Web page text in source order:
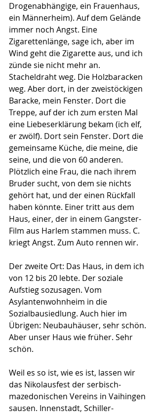
Drogenabhängige, ein Frauenhaus,
ein Männerheim). Auf dem Gelände
immer noch Angst. Eine
Zigarettenlänge, sage ich, aber im
Wind geht die Zigarette aus, und ich
zünde sie nicht mehr an.
Stacheldraht weg. Die Holzbaracken
weg. Aber dort, in der zweistöckigen
Baracke, mein Fenster. Dort die
Treppe, auf der ich zum ersten Mal
eine Liebeserklärung bekam (ich elf,
er zwölf). Dort sein Fenster. Dort die
gemeinsame Küche, die meine, die
seine, und die von 60 anderen.
Plötzlich eine Frau, die nach ihrem
Bruder sucht, von dem sie nichts
gehört hat, und der einen Rückfall
haben könnte. Einer tritt aus dem
Haus, einer, der in einem Gangster-
Film aus Harlem stammen muss. C.
kriegt Angst. Zum Auto rennen wir.
Der zweite Ort: Das Haus, in dem ich
von 12 bis 20 lebte. Der soziale
Aufstieg sozusagen. Vom
Asylantenwohnheim in die
Sozialbausiedlung. Auch hier im
Übrigen: Neubauhäuser, sehr schön.
Aber unser Haus wie früher. Sehr
schön.
Weil es so ist, wie es ist, lassen wir
das Nikolausfest der serbisch-
mazedonischen Vereins in Vaihingen
sausen. Innenstadt, Schiller-